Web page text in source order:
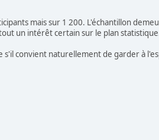
mais sur 1 200. L'échantillon
un intérêt certain sur le plan
convient naturellement de garder à